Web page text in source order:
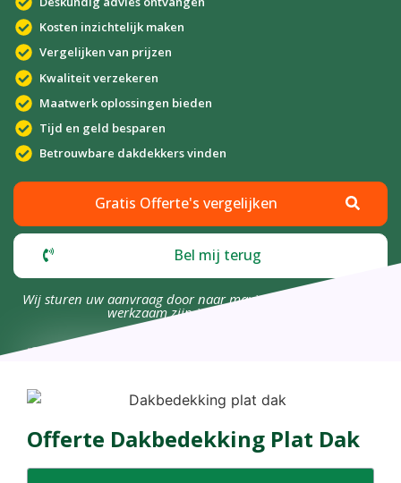
Kosten inzichtelijk maken
Vergelijken van prijzen
Kwaliteit verzekeren
Maatwerk oplossingen bieden
Tijd en geld besparen
Betrouwbare dakdekkers vinden
Gratis Offerte's vergelijken
Bel mij terug
Wij sturen uw aanvraag door naar maximaal 4 bedrijven die
werkzaam zijn in uw omgeving.
Offerte Dakbedekking Plat Dak